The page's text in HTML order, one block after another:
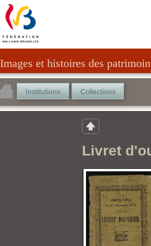
Images et histoires des
Institutions Collections
Livret